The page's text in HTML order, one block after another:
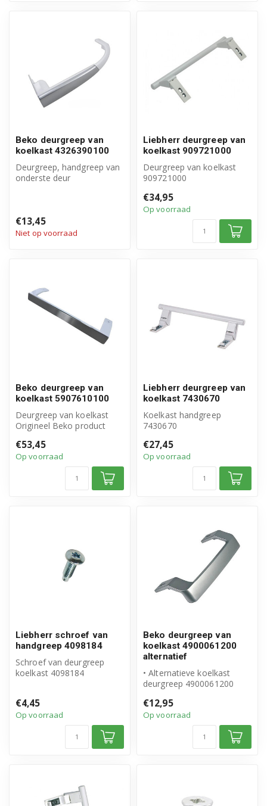
Beko deurgreep van
koelkast 4326390100
Deurgreep, handgreep van
onderste deur
€13,45
Niet op voorraad
Liebherr deurgreep van
koelkast 909721000
Deurgreep van koelkast
909721000
Excl. afdekplaatje...
€34,95
Op voorraad
Beko deurgreep van
koelkast 5907610100
Deurgreep van koelkast
Origineel Beko product
5907610100
€53,45
Op voorraad
Liebherr deurgreep van
koelkast 7430670
Koelkast handgreep
7430670
Greep 31 cm, excl
afdekplaatjes ...
€27,45
Op voorraad
Liebherr schroef van
handgreep 4098184
Schroef van deurgreep
koelkast 4098184
€4,45
Op voorraad
Beko deurgreep van
koelkast 4900061200
alternatief
• Alternatieve koelkast
deurgreep 4900061200
• Hoogwaardi...
€12,95
Op voorraad